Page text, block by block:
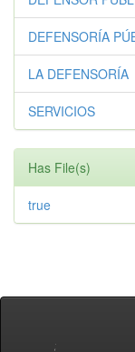
DEFENSORÍA
LA DEFENSORÍA
SERVICIOS
Has File(s)
true